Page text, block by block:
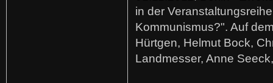
in der
Kommunismus?". Auf
Hürtgen, Helmut Bock,
Landmesser, Anne